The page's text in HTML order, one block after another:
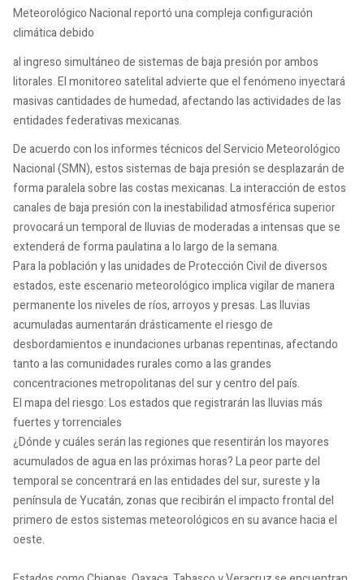
Meteorológico Nacional reportó una compleja configuración
climática debido
al ingreso simultáneo de sistemas de baja presión por ambos
litorales. El monitoreo satelital advierte que el fenómeno inyectará
masivas cantidades de humedad, afectando las actividades de las
entidades federativas mexicanas.
De acuerdo con los informes técnicos del Servicio Meteorológico
Nacional (SMN), estos sistemas de baja presión se desplazarán de
forma paralela sobre las costas mexicanas. La interacción de estos
canales de baja presión con la inestabilidad atmosférica superior
provocará un temporal de lluvias de moderadas a intensas que se
extenderá de forma paulatina a lo largo de la semana.
Para la población y las unidades de Protección Civil de diversos
estados, este escenario meteorológico implica vigilar de manera
permanente los niveles de ríos, arroyos y presas. Las lluvias
acumuladas aumentarán drásticamente el riesgo de
desbordamientos e inundaciones urbanas repentinas, afectando
tanto a las comunidades rurales como a las grandes
concentraciones metropolitanas del sur y centro del país.
El mapa del riesgo: Los estados que registrarán las lluvias más
fuertes y torrenciales
¿Dónde y cuáles serán las regiones que resentirán los mayores
acumulados de agua en las próximas horas? La peor parte del
temporal se concentrará en las entidades del sur, sureste y la
península de Yucatán, zonas que recibirán el impacto frontal del
primero de estos sistemas meteorológicos en su avance hacia el
oeste.